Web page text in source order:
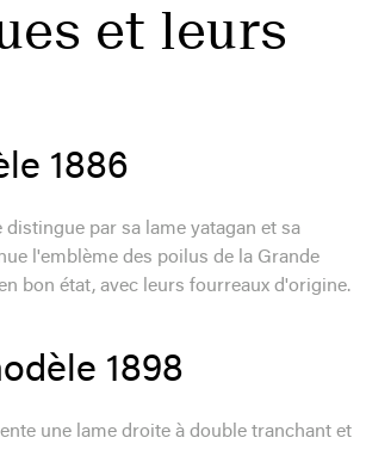
et leurs
1886
par sa lame yatagan et sa
l'emblème des poilus de la Grande
bon état, avec leurs fourreaux d'origine.
1898
une lame droite à double tranchant et